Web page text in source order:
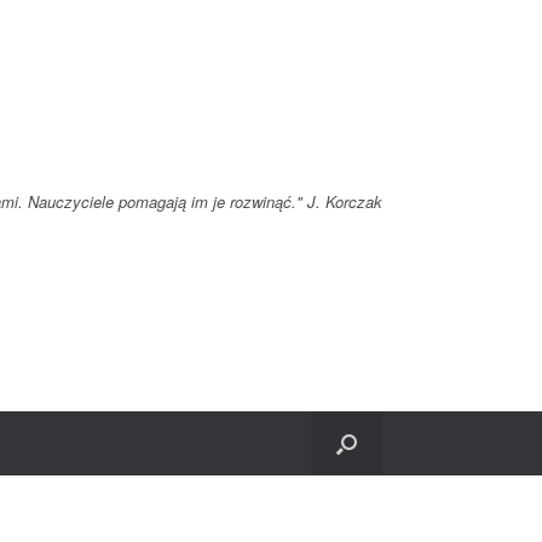
Nauczyciele pomagają im je rozwinąć." J. Korczak